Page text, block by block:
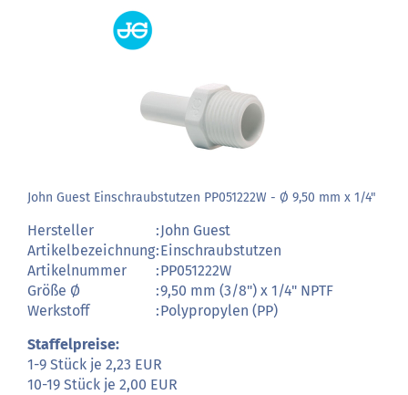
John Guest Einschraubstutzen PP051222W - Ø 9,50 mm x 1/4"
Hersteller :John Guest
Artikelbezeichnung:Einschraubstutzen
Artikelnummer
:PP051222W
Größe Ø
:9,50 mm (3/8") x 1/4" NPTF
Werkstoff
:Polypropylen (PP)
Staffelpreise:
1-9 Stück je 2,23 EUR
10-19 Stück je 2,00 EUR